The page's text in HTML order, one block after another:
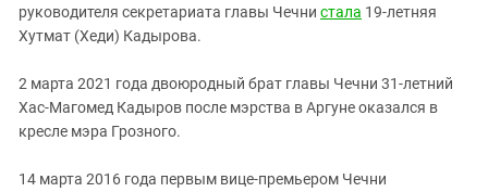
руководителя секретариата главы Чечни стала 19-летняя
Хутмат (Хеди) Кадырова.
2 марта 2021 года двоюродный брат главы Чечни 31-летний
Хас-Магомед Кадыров после мэрства в Аргуне оказался в
кресле мэра Грозного.
14 марта 2016 года первым вице-премьером Чечни